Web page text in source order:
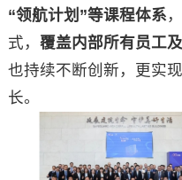
“领航计划”等课程体系
式， 覆盖内部所有员工
也持续不断创新，更实
长。